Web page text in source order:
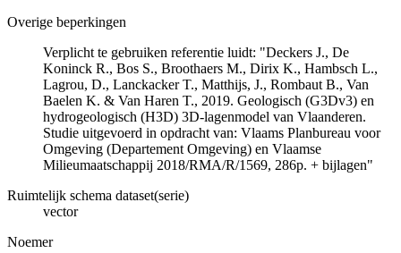
Overige beperkingen
Verplicht te gebruiken referentie luidt: "Deckers J., De
Koninck R., Bos S., Broothaers M., Dirix K., Hambsch L.,
Lagrou, D., Lanckacker T., Matthijs, J., Rombaut B., Van
Baelen K. & Van Haren T., 2019. Geologisch (G3Dv3) en
hydrogeologisch (H3D) 3D-lagenmodel van Vlaanderen.
Studie uitgevoerd in opdracht van: Vlaams Planbureau voor
Omgeving (Departement Omgeving) en Vlaamse
Milieumaatschappij 2018/RMA/R/1569, 286p. + bijlagen"
Ruimtelijk schema dataset(serie)
vector
Noemer